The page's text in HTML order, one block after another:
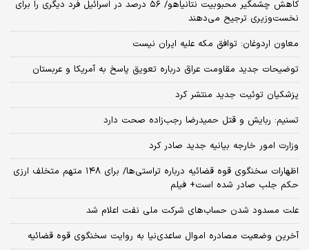
کاهش چشمگیر محبوبیت نتانیاهو/ ۵۶ درصد در اسرائیل فرد دیگری را برای
نخست‌وزیری ترجیح می‌دهند
معاون اردوغان: توافق مکه علیه ایران نیست
توضیحات جدید مقاومت عراق درباره تعویق پاسخ به آمریکا و عربستان
پزشکیان توئیت جدید منتشر کرد
تسنیم: ربایش و قتل حمیدرضا رجب‌زاده صحت دارد
وزارت امور خارجه بیانیه جدید صادر کرد
اظهارات سخنگوی قوه قضائیه درباره تراستی‌ها/ برای ۱۴۸ متهم متخلف ارزی
حکم جلب صادر شده است+ فیلم
علت مسدود شدن حساب‌های شرکت ملی نفت اعلام شد
آخرین وضعیت مصادره اموال ساعدی‌نیا به روایت سخنگوی قوه قضائیه